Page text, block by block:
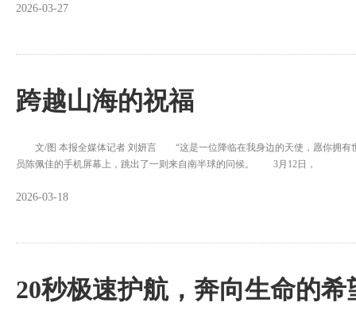
2026-03-27
跨越山海的祝福
文/图 本报全媒体记者 刘妍言 “这是一位降临在我身边的天使，愿你拥有世
员陈佩佳的手机屏幕上，跳出了一则来自南半球的问候。 3月12日，
2026-03-18
20秒极速护航，奔向生命的希